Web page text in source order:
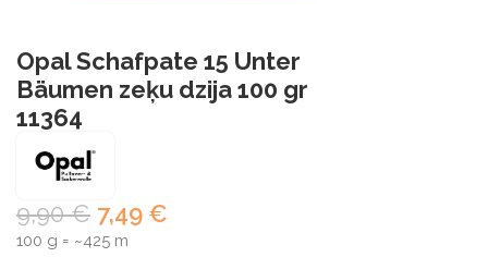
Opal Schafpate 15 Unter
Bäumen zeķu dzija 100 gr
11364
9,90€ 7,49 €
100 g = ~425 m